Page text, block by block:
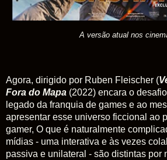
A versão atual nos
Agora, dirigido por Ruben Fleischer (
Fora do Mapa (2022) encara o
legado da franquia de games e ao
apresentar esse universo ficcional ao
gamer, O que é naturalmente
mídias - uma interativa e às vezes
passiva e unilateral - são distintas por